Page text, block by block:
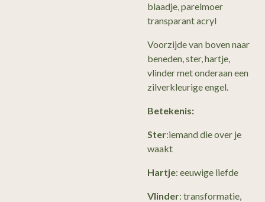
blaadje, parelmoer
transparant acryl
Voorzijde van boven naar
beneden, ster, hartje,
vlinder met onderaan een
zilverkleurige engel.
Betekenis:
Ster:iemand die over je
waakt
Hartje: eeuwige liefde
Vlinder: transformatie,